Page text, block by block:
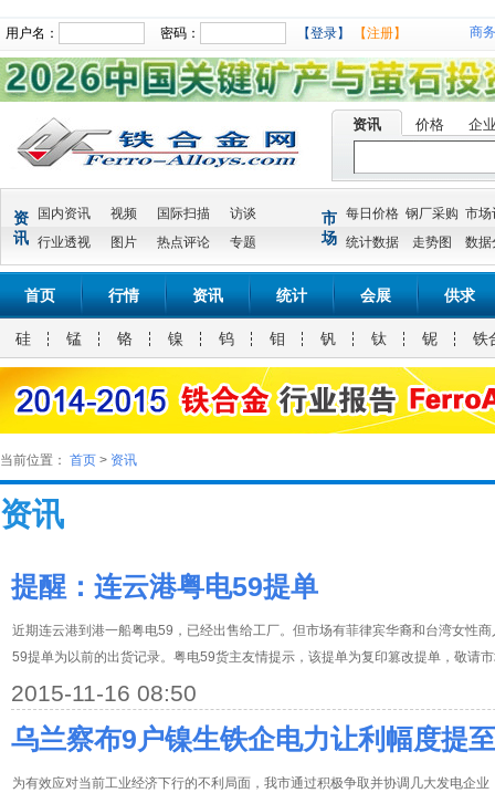
用户名： 密码： 【登录】 【注册】 商
资讯 价格 企
资
讯
国内资讯 视频 国际扫描
访谈
行业透视
图片 热点评论 专题
市
场
每日价格 钢厂采购 市场
统计数据
走势图 数据
首页 行情 资讯 统计 会展 供求
硅 锰 铬 镍 钨 钼 钒 钛 铌 铁
当前位置： 首页 > 资讯
资讯
提醒：连云港粤电59提单
近期连云港到港一船粤电59，已经出售给工厂。但市场有菲律宾华裔和台湾女性
59提单为以前的出货记录。粤电59货主友情提示，该提单为复印篡改提单，敬请
2015-11-16 08:50
乌兰察布9户镍生铁企电力让利幅度提
为有效应对当前工业经济下行的不利局面，我市通过积极争取并协调几大发电企